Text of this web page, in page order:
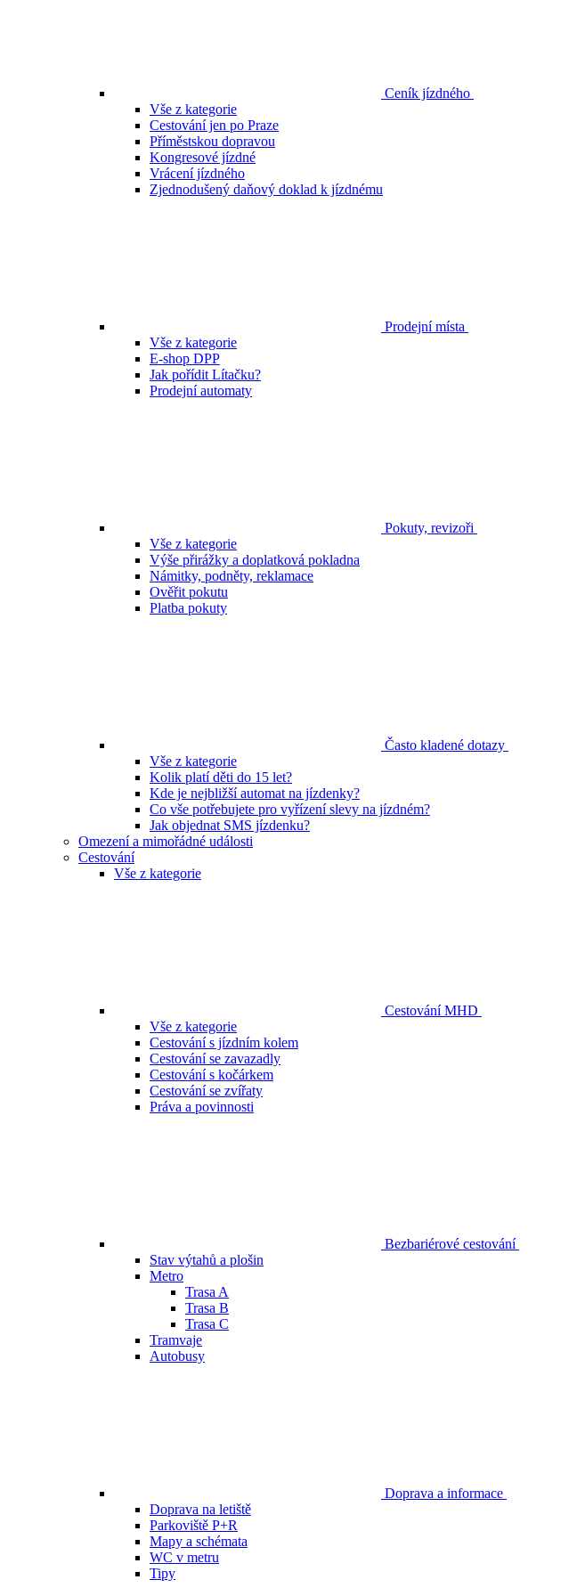
Ceník jízdného
Vše z kategorie
Cestování jen po Praze
Příměstskou dopravou
Kongresové jízdné
Vrácení jízdného
Zjednodušený daňový doklad k jízdnému
Prodejní místa
Vše z kategorie
E-shop DPP
Jak pořídit Lítačku?
Prodejní automaty
Pokuty, revizoři
Vše z kategorie
Výše přirážky a doplatková pokladna
Námitky, podněty, reklamace
Ověřit pokutu
Platba pokuty
Často kladené dotazy
Vše z kategorie
Kolik platí děti do 15 let?
Kde je nejbližší automat na jízdenky?
Co vše potřebujete pro vyřízení slevy na jízdném?
Jak objednat SMS jízdenku?
Omezení a mimořádné události
Cestování
Vše z kategorie
Cestování MHD
Vše z kategorie
Cestování s jízdním kolem
Cestování se zavazadly
Cestování s kočárkem
Cestování se zvířaty
Práva a povinnosti
Bezbariérové cestování
Stav výtahů a plošin
Metro
Trasa A
Trasa B
Trasa C
Tramvaje
Autobusy
Doprava a informace
Doprava na letiště
Parkoviště P+R
Mapy a schémata
WC v metru
Tipy